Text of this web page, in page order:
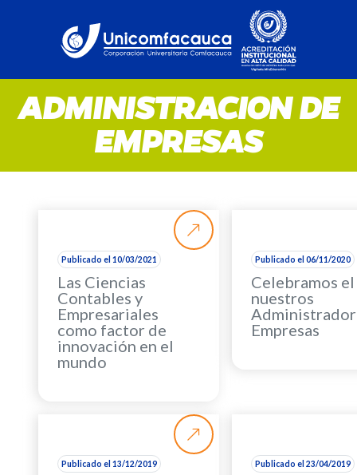
ADMINISTRACION DE
EMPRESAS
Publicado el 10/03/2021
Las Ciencias
Contables y
Empresariales
como factor de
innovación en el
mundo
Publicado el 06/11/2020
Celebramos
nuestros
Empresas
Publicado el 13/12/2019 Publicado el 23/04/2019